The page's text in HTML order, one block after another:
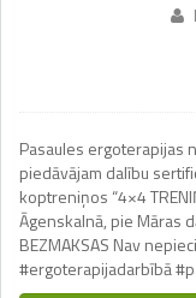
Pasaules ergoterapijas
piedāvājam dalību
koptreniņos “4×4
Āgenskalnā, pie Māras
BEZMAKSAS Nav
#ergoterapijadarbībā